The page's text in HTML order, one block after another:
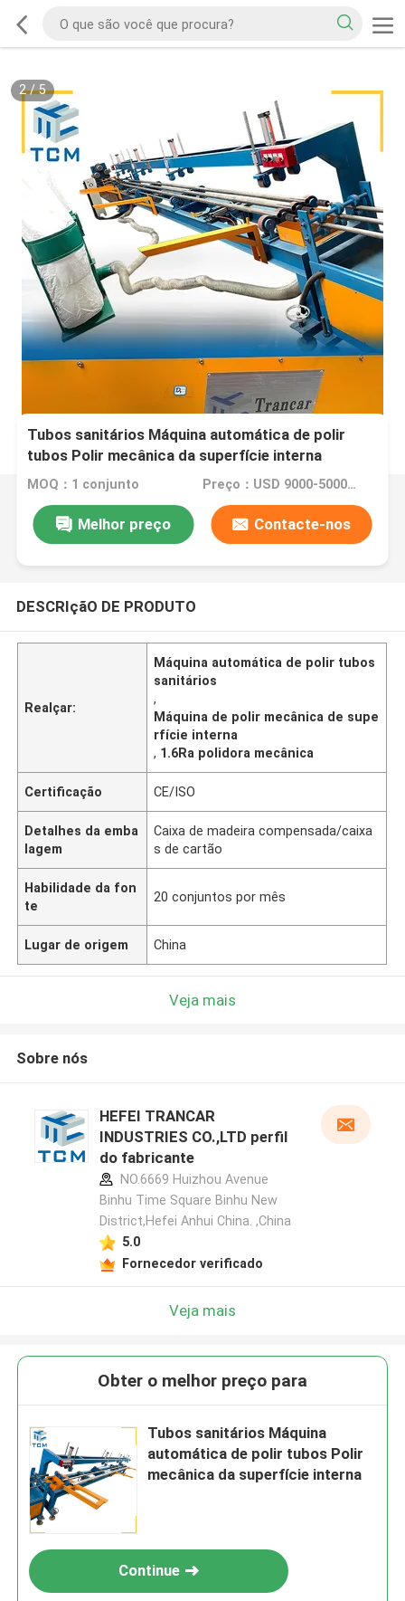
2/5
Tubos sanitários Máquina automática de polir
tubos Polir mecânica da superfície interna
MOQ：1 conjunto Preço：USD 9000-50000 Dollar per set
Melhor preço Contacte-nos
DESCRIçãO DE PRODUTO
Realçar:
Máquina automática de polir tubos
sanitários
,
Máquina de polir mecânica de supe
rfície interna
, 1.6Ra polidora mecânica
Certificação CE/ISO
Detalhes da emba
lagem
Caixa de madeira compensada/caixa
s de cartão
Habilidade da fon
te
20 conjuntos por mês
Lugar de origem China
Veja mais
Sobre nós
HEFEI TRANCAR
INDUSTRIES CO.,LTD perfil
do fabricante
NO.6669 Huizhou Avenue
Binhu Time Square Binhu New
District,Hefei Anhui China. ,China
5.0
Fornecedor verificado
Veja mais
Obter o melhor preço para
Tubos sanitários Máquina
automática de polir tubos Polir
mecânica da superfície interna
Continue